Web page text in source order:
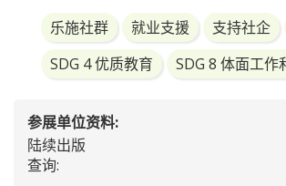
乐施社群
就业支援 支持社企
SDG 4 优质教育
SDG 8 体面工作
参展单位资料:
陆续出版
查询: